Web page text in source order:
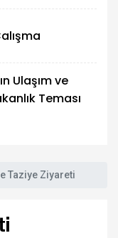
Ulaşım ve
Teması
Taziye Ziyareti